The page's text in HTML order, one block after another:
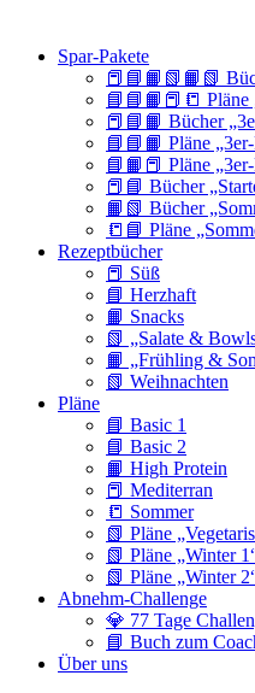
Spar-Pakete
📕📘📙📗📙📗
📘📘📙📕📒 Pläne
📕📘📙 Bücher
📘📘📙 Pläne
📘📙📕 Pläne
📕📘 Bücher
📙📗 Bücher
📒📘 Pläne
Rezeptbücher
📕 Süß
📘 Herzhaft
📙 Snacks
📗 „Salate &
📙 „Frühling &
📗 Weihnachten
Pläne
📘 Basic 1
📘 Basic 2
📙 High Protein
📕 Mediterran
📒 Sommer
📗 Pläne
📗 Pläne „Winter
📗 Pläne „Winter
Abnehm-Challenge
💎 77 Tage
📘 Buch zum
Über uns